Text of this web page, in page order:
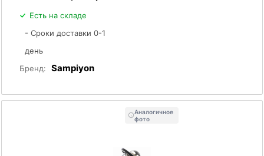
Есть на складе
- Сроки доставки 0-1
день
Бренд:
Sampiyon
Аналогичное
фото